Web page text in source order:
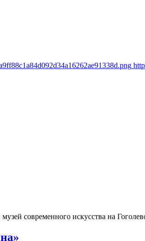
современного искусства на